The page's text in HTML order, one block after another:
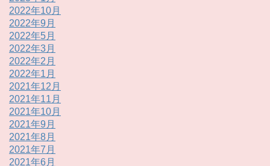
2022年10月
2022年9月
2022年5月
2022年3月
2022年2月
2022年1月
2021年12月
2021年11月
2021年10月
2021年9月
2021年8月
2021年7月
2021年6月